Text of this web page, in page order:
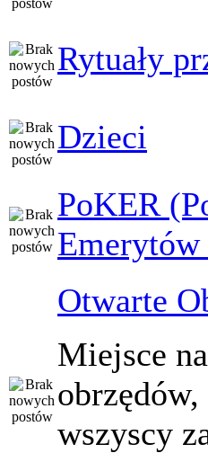
Rytuały
Dzieci
PoKER
Otwarte
Miejsce
wszyscy